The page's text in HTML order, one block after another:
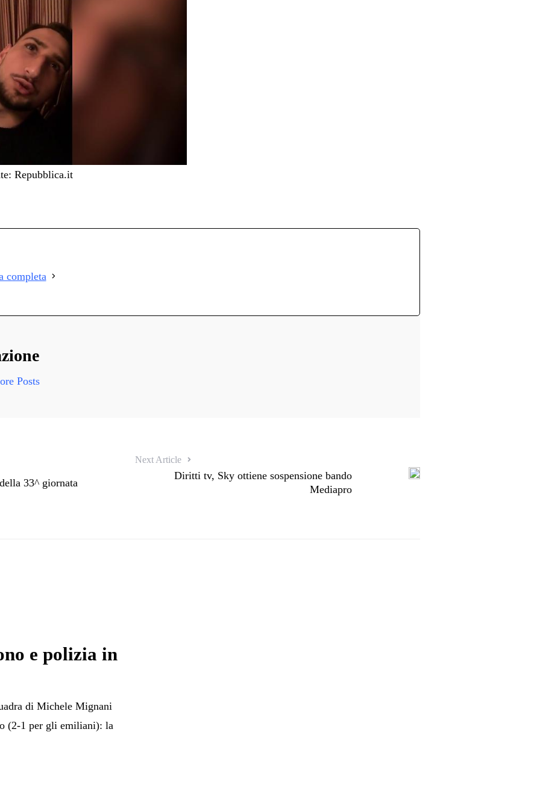
Repubblica.it
completa
Posts
33^ giornata
Next Article
Diritti tv, Sky ottiene sospensione bando
Mediapro
e polizia in
di Michele Mignani
(2-1 per gli emiliani): la